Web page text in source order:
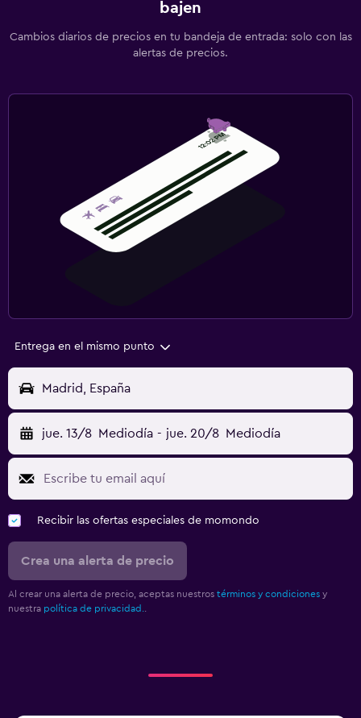
bajen
Cambios diarios de precios en tu bandeja de entrada: solo con las
alertas de precios.
Entrega en el mismo punto
Madrid, España
jue. 13/8 Mediodía - jue. 20/8 Mediodía
Recibir las ofertas especiales de momondo
Crea una alerta de precio
Al crear una alerta de precio, aceptas nuestros términos y condiciones y
nuestra política de privacidad..